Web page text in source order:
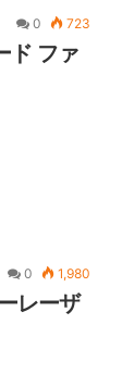
0 723
ファ
0 1,980
レーザ